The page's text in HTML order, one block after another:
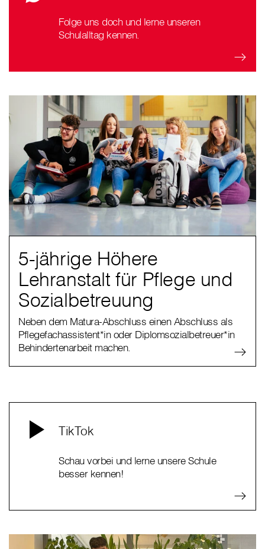
Folge uns doch und lerne unseren
Schulalltag kennen.
5-jährige Höhere
Lehranstalt für Pflege und
Sozialbetreuung
Neben dem Matura-Abschluss einen Abschluss als
Pflegefachassistent*in oder Diplomsozialbetreuer*in
Behindertenarbeit machen.
TikTok
Schau vorbei und lerne unsere Schule
besser kennen!